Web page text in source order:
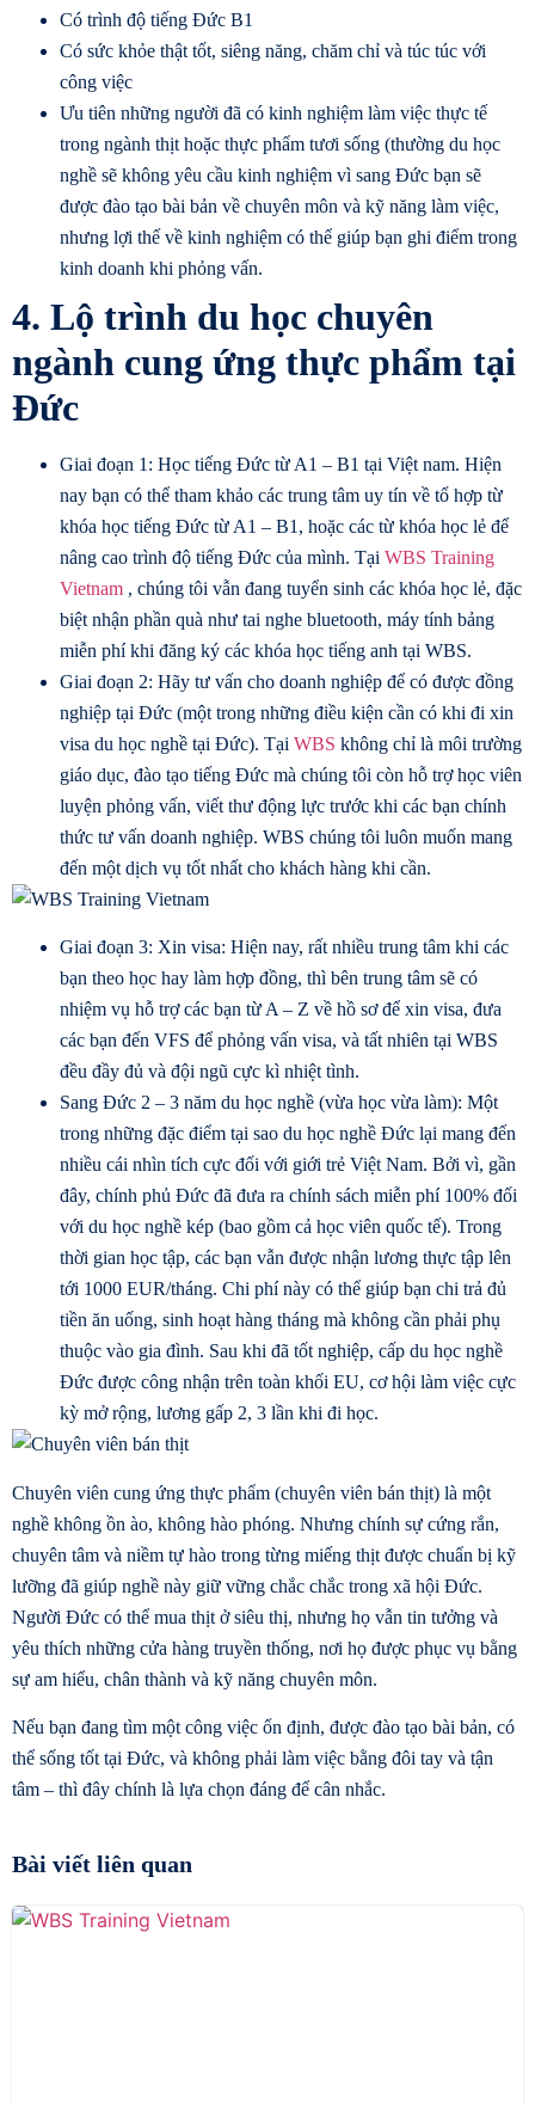
Có trình độ tiếng Đức B1
Có sức khỏe thật tốt, siêng năng, chăm chỉ và túc túc với
công việc
Ưu tiên những người đã có kinh nghiệm làm việc thực tế
trong ngành thịt hoặc thực phẩm tươi sống (thường du học
nghề sẽ không yêu cầu kinh nghiệm vì sang Đức bạn sẽ
được đào tạo bài bản về chuyên môn và kỹ năng làm việc,
nhưng lợi thế về kinh nghiệm có thể giúp bạn ghi điểm trong
kinh doanh khi phỏng vấn.
4. Lộ trình du học chuyên
ngành cung ứng thực phẩm tại
Đức
Giai đoạn 1: Học tiếng Đức từ A1 – B1 tại Việt nam. Hiện
nay bạn có thể tham khảo các trung tâm uy tín về tổ hợp từ
khóa học tiếng Đức từ A1 – B1, hoặc các từ khóa học lẻ để
nâng cao trình độ tiếng Đức của mình. Tại WBS Training
Vietnam , chúng tôi vẫn đang tuyển sinh các khóa học lẻ, đặc
biệt nhận phần quà như tai nghe bluetooth, máy tính bảng
miễn phí khi đăng ký các khóa học tiếng anh tại WBS.
Giai đoạn 2: Hãy tư vấn cho doanh nghiệp để có được đồng
nghiệp tại Đức (một trong những điều kiện cần có khi đi xin
visa du học nghề tại Đức). Tại WBS không chỉ là môi trường
giáo dục, đào tạo tiếng Đức mà chúng tôi còn hỗ trợ học viên
luyện phỏng vấn, viết thư động lực trước khi các bạn chính
thức tư vấn doanh nghiệp. WBS chúng tôi luôn muốn mang
đến một dịch vụ tốt nhất cho khách hàng khi cần.
Giai đoạn 3: Xin visa: Hiện nay, rất nhiều trung tâm khi các
bạn theo học hay làm hợp đồng, thì bên trung tâm sẽ có
nhiệm vụ hỗ trợ các bạn từ A – Z về hồ sơ để xin visa, đưa
các bạn đến VFS để phỏng vấn visa, và tất nhiên tại WBS
đều đầy đủ và đội ngũ cực kì nhiệt tình.
Sang Đức 2 – 3 năm du học nghề (vừa học vừa làm): Một
trong những đặc điểm tại sao du học nghề Đức lại mang đến
nhiều cái nhìn tích cực đối với giới trẻ Việt Nam. Bởi vì, gần
đây, chính phủ Đức đã đưa ra chính sách miễn phí 100% đối
với du học nghề kép (bao gồm cả học viên quốc tế). Trong
thời gian học tập, các bạn vẫn được nhận lương thực tập lên
tới 1000 EUR/tháng. Chi phí này có thể giúp bạn chi trả đủ
tiền ăn uống, sinh hoạt hàng tháng mà không cần phải phụ
thuộc vào gia đình. Sau khi đã tốt nghiệp, cấp du học nghề
Đức được công nhận trên toàn khối EU, cơ hội làm việc cực
kỳ mở rộng, lương gấp 2, 3 lần khi đi học.
Chuyên viên cung ứng thực phẩm (chuyên viên bán thịt) là một
nghề không ồn ào, không hào phóng. Nhưng chính sự cứng rắn,
chuyên tâm và niềm tự hào trong từng miếng thịt được chuẩn bị kỹ
lưỡng đã giúp nghề này giữ vững chắc chắc trong xã hội Đức.
Người Đức có thể mua thịt ở siêu thị, nhưng họ vẫn tin tưởng và
yêu thích những cửa hàng truyền thống, nơi họ được phục vụ bằng
sự am hiểu, chân thành và kỹ năng chuyên môn.
Nếu bạn đang tìm một công việc ổn định, được đào tạo bài bản, có
thể sống tốt tại Đức, và không phải làm việc bằng đôi tay và tận
tâm – thì đây chính là lựa chọn đáng để cân nhắc.
Bài viết liên quan